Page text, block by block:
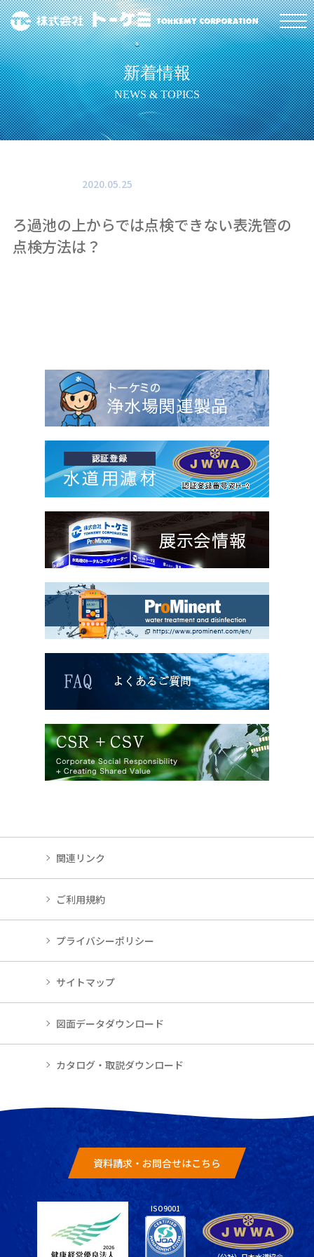
新着情報
NEWS & TOPICS
2020.05.25
ろ過池の上からでは点検できない表洗管の
点検方法は？
資料請求・お問合せはこちら
ISO9001
関連リンク
ご利用規約
プライバシーポリシー
サイトマップ
図面データダウンロード
カタログ・取説ダウンロード